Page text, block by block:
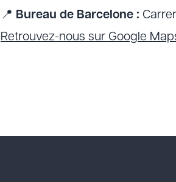
📍 Bureau de Barcelone :
Retrouvez-nous sur Google